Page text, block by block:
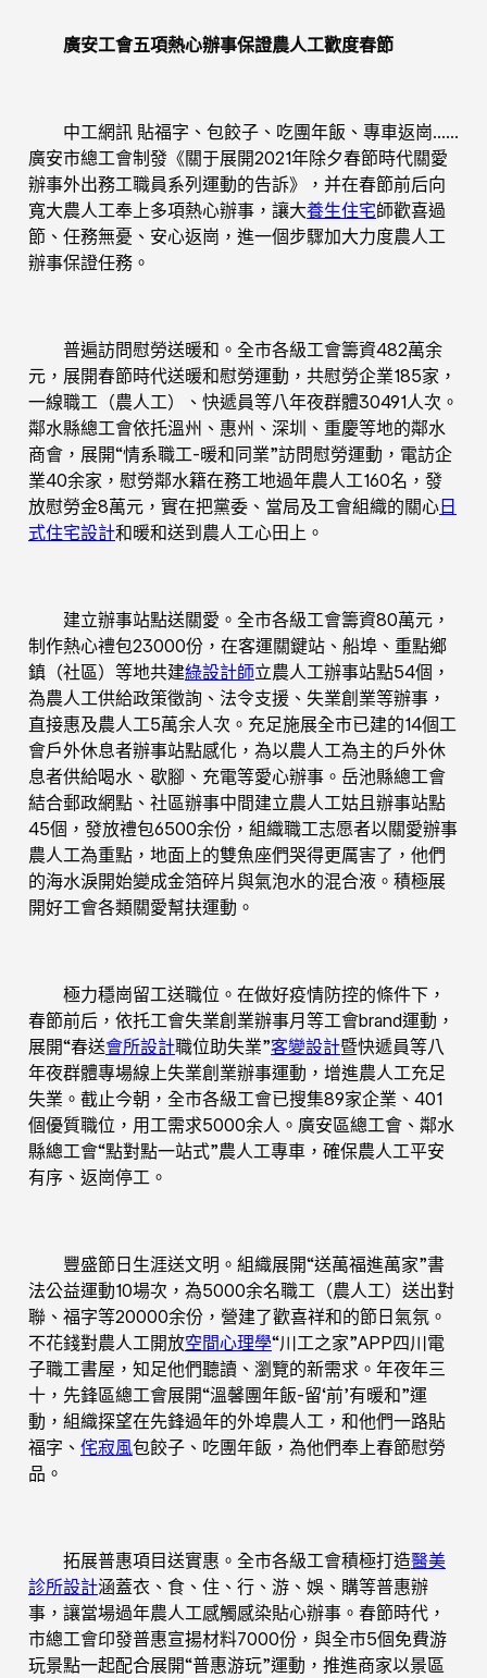
廣安工會五項熱心辦事保證農人工歡度春節
中工網訊 貼福字、包餃子、吃團年飯、專車返崗……
廣安市總工會制發《關于展開2021年除夕春節時代關愛
辦事外出務工職員系列運動的告訴》，并在春節前后向
寬大農人工奉上多項熱心辦事，讓大養生住宅師歡喜過
節、任務無憂、安心返崗，進一個步驟加大力度農人工
辦事保證任務。
普遍訪問慰勞送暖和。全市各級工會籌資482萬余
元，展開春節時代送暖和慰勞運動，共慰勞企業185家，
一線職工（農人工）、快遞員等八年夜群體30491人次。
鄰水縣總工會依托溫州、惠州、深圳、重慶等地的鄰水
商會，展開“情系職工-暖和同業”訪問慰勞運動，電訪企
業40余家，慰勞鄰水籍在務工地過年農人工160名，發
放慰勞金8萬元，實在把黨委、當局及工會組織的關心日
式住宅設計和暖和送到農人工心田上。
建立辦事站點送關愛。全市各級工會籌資80萬元，
制作熱心禮包23000份，在客運關鍵站、船埠、重點鄉
鎮（社區）等地共建綠設計師立農人工辦事站點54個，
為農人工供給政策徵詢、法令支援、失業創業等辦事，
直接惠及農人工5萬余人次。充足施展全市已建的14個工
會戶外休息者辦事站點感化，為以農人工為主的戶外休
息者供給喝水、歇腳、充電等愛心辦事。岳池縣總工會
結合郵政網點、社區辦事中間建立農人工姑且辦事站點
45個，發放禮包6500余份，組織職工志愿者以關愛辦事
農人工為重點，地面上的雙魚座們哭得更厲害了，他們
的海水淚開始變成金箔碎片與氣泡水的混合液。積極展
開好工會各類關愛幫扶運動。
極力穩崗留工送職位。在做好疫情防控的條件下，
春節前后，依托工會失業創業辦事月等工會brand運動，
展開“春送會所設計職位助失業”客變設計暨快遞員等八
年夜群體專場線上失業創業辦事運動，增進農人工充足
失業。截止今朝，全市各級工會已搜集89家企業、401
個優質職位，用工需求5000余人。廣安區總工會、鄰水
縣總工會“點對點一站式”農人工專車，確保農人工平安
有序、返崗停工。
豐盛節日生涯送文明。組織展開“送萬福進萬家”書
法公益運動10場次，為5000余名職工（農人工）送出對
聯、福字等20000余份，營建了歡喜祥和的節日氣氛。
不花錢對農人工開放空間心理學“川工之家”APP四川電
子職工書屋，知足他們聽讀、瀏覽的新需求。年夜年三
十，先鋒區總工會展開“溫馨團年飯-留‘前’有暖和”運
動，組織探望在先鋒過年的外埠農人工，和他們一路貼
福字、 侘寂風包餃子、吃團年飯，為他們奉上春節慰勞
品。
拓展普惠項目送實惠。全市各級工會積極打造醫美
診所設計涵蓋衣、食、住、行、游、娛、購等普惠辦
事，讓當場過年農人工感觸感染貼心辦事。春節時代，
市總工會印發普惠宣揚材料7000份，與全市5個免費游
玩景點一起配合展開“普惠游玩”運動，推進商家以景區